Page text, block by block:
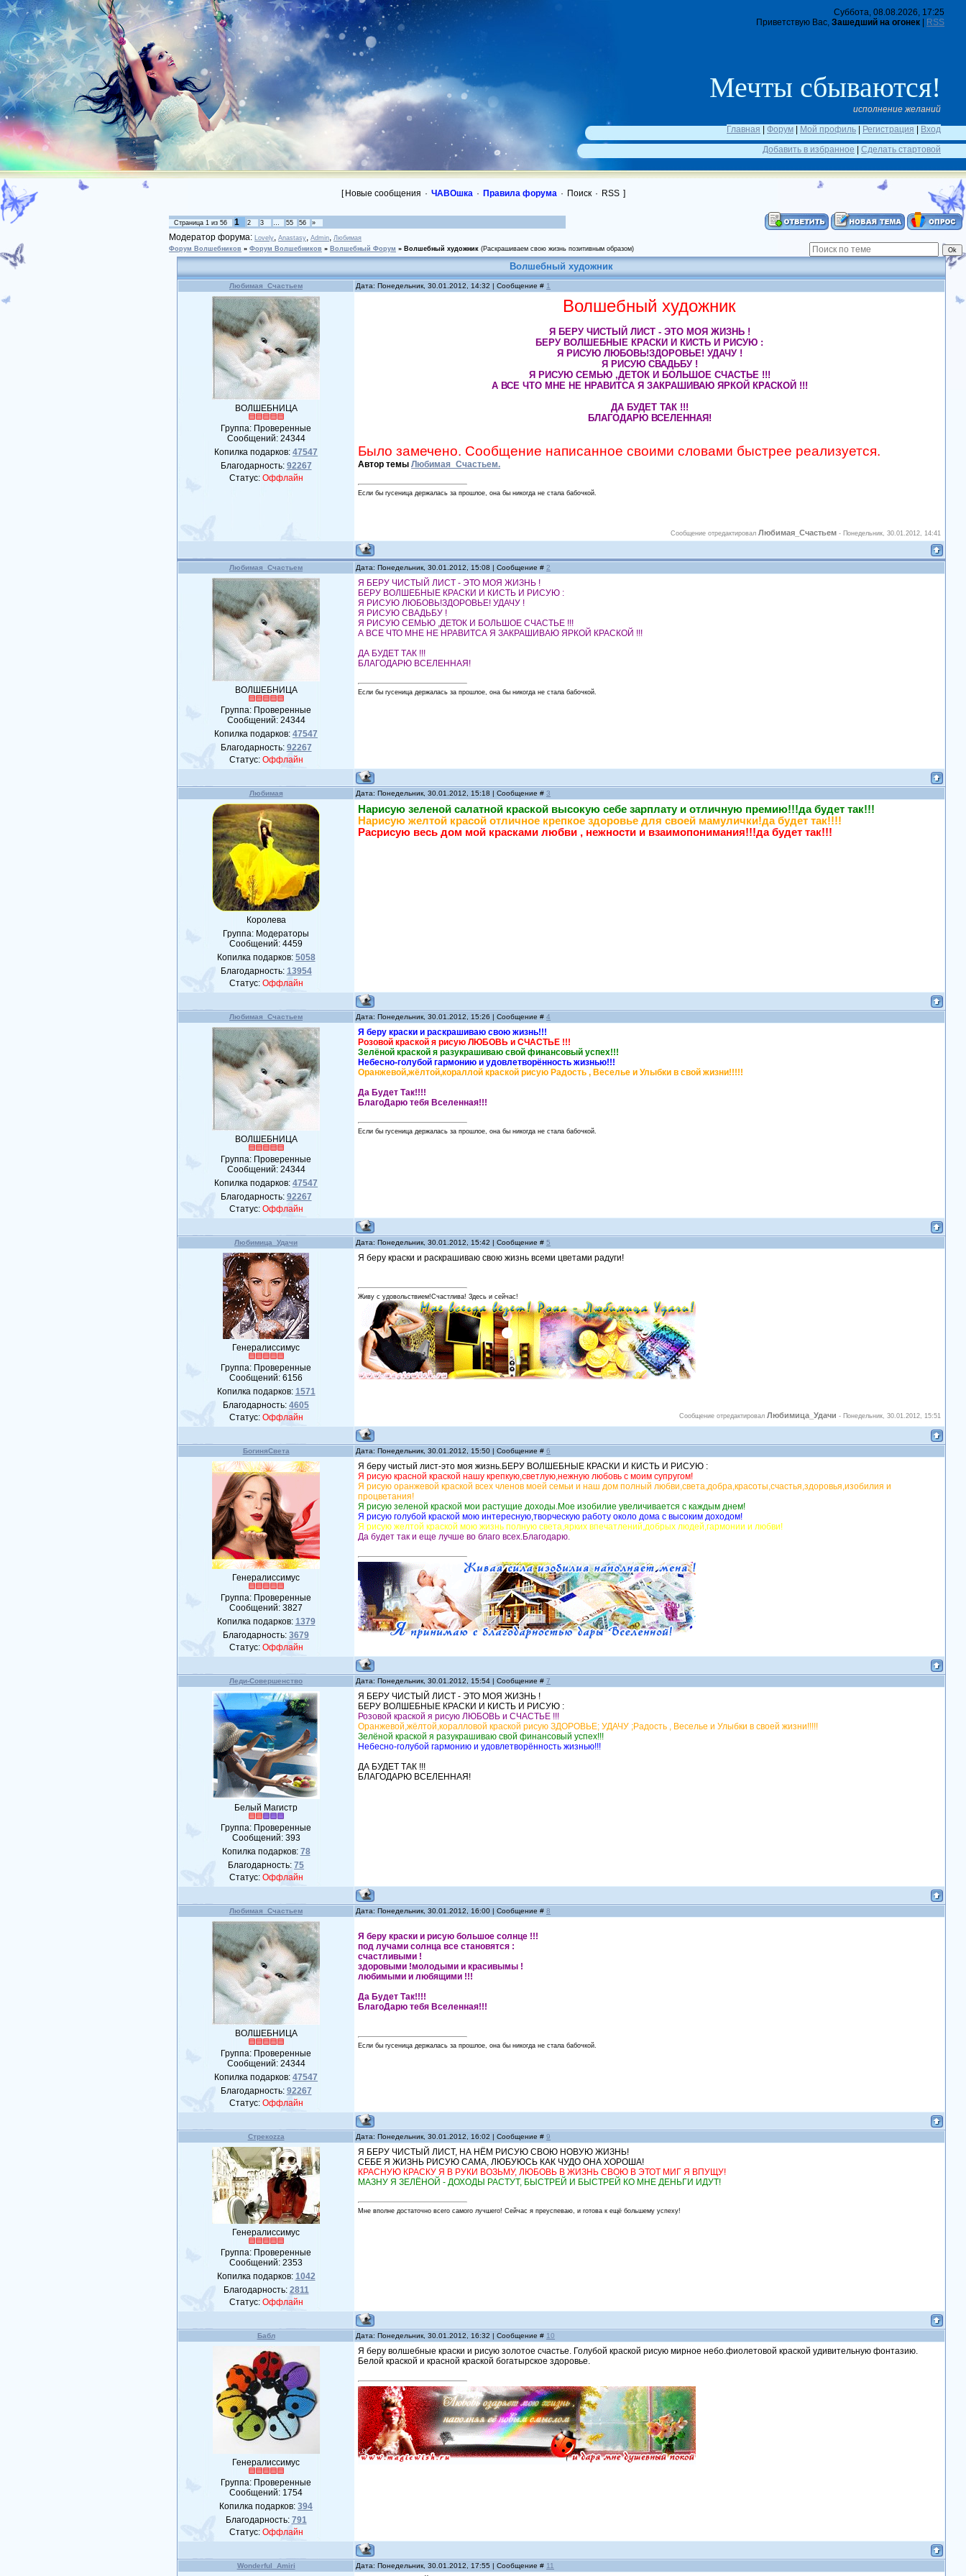
Суббота, 08.08.2026, 17:25
Приветствую Вас, Зашедший на огонек RSS
Мечты сбываются!
исполнение желаний
Главная
Форум Мой профиль Регистрация
Вход
Добавить в избранное
Сделать стартовой
[ Новые сообщения · ЧАВОшка · Правила форума · Поиск · RSS ]
Страница 1 из 56 1 2 3 … 55 56 »
Модератор форума: Lovely, Anastasy, Admin, Любимая
Форум Волшебников » Форум Волшебников » Волшебный Форум » Волшебный художник (Раскрашиваем свою жизнь позитивным образом)
Волшебный художник
Любимая_Счастьем Дата: Понедельник, 30.01.2012, 14:32 | Сообщение # 1
ВОЛШЕБНИЦА
Группа: Проверенные
Сообщений: 24344
Копилка подарков:47547
Благодарность: 92267
Статус: Оффлайн
Волшебный художник
Я БЕРУ ЧИСТЫЙ ЛИСТ - ЭТО МОЯ ЖИЗНЬ !
БЕРУ ВОЛШЕБНЫЕ КРАСКИ И КИСТЬ И РИСУЮ :
Я РИСУЮ ЛЮБОВЬ!ЗДОРОВЬЕ! УДАЧУ !
Я РИСУЮ СВАДЬБУ !
Я РИСУЮ СЕМЬЮ ,ДЕТОК И БОЛЬШОЕ СЧАСТЬЕ !!!
А ВСЕ ЧТО МНЕ НЕ НРАВИТСА Я ЗАКРАШИВАЮ ЯРКОЙ КРАСКОЙ !!!
ДА БУДЕТ ТАК !!!
БЛАГОДАРЮ ВСЕЛЕННАЯ!
Было замечено. Сообщение написанное своими словами быстрее реализуется.
Автор темыЛюбимая_Счастьем.
Если бы гусеница держалась за прошлое, она бы никогда не стала бабочкой.
Сообщение отредактировалЛюбимая_Счастьем - Понедельник, 30.01.2012, 14:41
Любимая_Счастьем Дата: Понедельник, 30.01.2012, 15:08 | Сообщение # 2
ВОЛШЕБНИЦА
Группа: Проверенные
Сообщений: 24344
Копилка подарков:47547
Благодарность: 92267
Статус: Оффлайн
Я БЕРУ ЧИСТЫЙ ЛИСТ - ЭТО МОЯ ЖИЗНЬ !
БЕРУ ВОЛШЕБНЫЕ КРАСКИ И КИСТЬ И РИСУЮ :
Я РИСУЮ ЛЮБОВЬ!ЗДОРОВЬЕ! УДАЧУ !
Я РИСУЮ СВАДЬБУ !
Я РИСУЮ СЕМЬЮ ,ДЕТОК И БОЛЬШОЕ СЧАСТЬЕ !!!
А ВСЕ ЧТО МНЕ НЕ НРАВИТСА Я ЗАКРАШИВАЮ ЯРКОЙ КРАСКОЙ !!!
ДА БУДЕТ ТАК !!!
БЛАГОДАРЮ ВСЕЛЕННАЯ!
Если бы гусеница держалась за прошлое, она бы никогда не стала бабочкой.
Любимая Дата: Понедельник, 30.01.2012, 15:18 | Сообщение #3
Королева
Группа: Модераторы
Сообщений:4459
Копилка подарков: 5058
Благодарность: 13954
Статус: Оффлайн
Нарисую зеленой салатной краской высокую себе зарплату и отличную премию!!!да будет так!!!
Нарисую желтой красой отличное крепкое здоровье для своей мамулички!да будет так!!!!
Расрисую весь дом мой красками любви , нежности и взаимопонимания!!!да будет так!!!
Любимая_Счастьем Дата: Понедельник, 30.01.2012, 15:26 | Сообщение #4
ВОЛШЕБНИЦА
Группа: Проверенные
Сообщений: 24344
Копилка подарков:47547
Благодарность: 92267
Статус: Оффлайн
Я беру краски и раскрашиваю свою жизнь!!!
Розовой краской я рисую ЛЮБОВЬ и СЧАСТЬЕ !!!
Зелёной краской я разукрашиваю свой финансовый успех!!!
Небесно-голубой гармонию и удовлетворённость жизнью!!!
Оранжевой,жёлтой,кораллой краской рисую Радость , Веселье и Улыбки в свой жизни!!!!!
Да Будет Так!!!!
БлагоДарю тебя Вселенная!!!
Если бы гусеница держалась за прошлое, она бы никогда не стала бабочкой.
Любимица_Удачи Дата: Понедельник, 30.01.2012, 15:42 | Сообщение #5
Генералиссимус
Группа: Проверенные
Сообщений:6156
Копилка подарков: 1571
Благодарность:4605
Статус: Оффлайн
Я беру краски и раскрашиваю свою жизнь всеми цветами радуги!
Живу с удовольствием!Счастлива! Здесь и сейчас!
Сообщение отредактировалЛюбимица_Удачи - Понедельник, 30.01.2012, 15:51
БогиняСвета Дата: Понедельник, 30.01.2012, 15:50 | Сообщение #6
Генералиссимус
Группа: Проверенные
Сообщений:3827
Копилка подарков: 1379
Благодарность:3679
Статус: Оффлайн
Я беру чистый лист-это моя жизнь.БЕРУ ВОЛШЕБНЫЕ КРАСКИ И КИСТЬ И РИСУЮ :
Я рисую красной краской нашу крепкую,светлую,нежную любовь с моим супругом!
Я рисую оранжевой краской всех членов моей семьи и наш дом полный любви,света,добра,красоты,счастья,здоровья,изобилия и
процветания!
Я рисую зеленой краской мои растущие доходы.Мое изобилие увеличивается с каждым днем!
Я рисую голубой краской мою интересную,творческую работу около дома с высоким доходом!
Я рисую желтой краской мою жизнь полную света,ярких впечатлений,добрых людей,гармонии и любви!
Да будет так и еще лучше во благо всех.Благодарю.
Леди-Совершенство Дата: Понедельник, 30.01.2012, 15:54 | Сообщение #7
Белый Магистр
Группа: Проверенные
Сообщений: 393
Копилка подарков: 78
Благодарность:75
Статус: Оффлайн
Я БЕРУ ЧИСТЫЙ ЛИСТ - ЭТО МОЯ ЖИЗНЬ !
БЕРУ ВОЛШЕБНЫЕ КРАСКИ И КИСТЬ И РИСУЮ :
Розовой краской я рисую ЛЮБОВЬ и СЧАСТЬЕ !!!
Оранжевой,жёлтой,коралловой краской рисую ЗДОРОВЬЕ; УДАЧУ ;Радость , Веселье и Улыбки в своей жизни!!!!!
Зелёной краской я разукрашиваю свой финансовый успех!!!
Небесно-голубой гармонию и удовлетворённость жизнью!!!
ДА БУДЕТ ТАК !!!
БЛАГОДАРЮ ВСЕЛЕННАЯ!
Любимая_Счастьем Дата: Понедельник, 30.01.2012, 16:00 | Сообщение #8
ВОЛШЕБНИЦА
Группа: Проверенные
Сообщений: 24344
Копилка подарков:47547
Благодарность: 92267
Статус: Оффлайн
Я беру краски и рисую большое солнце !!!
под лучами солнца все становятся :
счастливыми !
здоровыми !молодыми и красивымы !
любимыми и любящими !!!
Да Будет Так!!!!
БлагоДарю тебя Вселенная!!!
Если бы гусеница держалась за прошлое, она бы никогда не стала бабочкой.
Стрекоzzа Дата: Понедельник, 30.01.2012, 16:02 | Сообщение #9
Генералиссимус
Группа: Проверенные
Сообщений:2353
Копилка подарков: 1042
Благодарность: 2811
Статус: Оффлайн
Я БЕРУ ЧИСТЫЙ ЛИСТ, НА НЁМ РИСУЮ СВОЮ НОВУЮ ЖИЗНЬ!
СЕБЕ Я ЖИЗНЬ РИСУЮ САМА, ЛЮБУЮСЬ КАК ЧУДО ОНА ХОРОША!
КРАСНУЮ КРАСКУ Я В РУКИ ВОЗЬМУ, ЛЮБОВЬ В ЖИЗНЬ СВОЮ В ЭТОТ МИГ Я ВПУЩУ!
МАЗНУ Я ЗЕЛЁНОЙ - ДОХОДЫ РАСТУТ, БЫСТРЕЙ И БЫСТРЕЙ КО МНЕ ДЕНЬГИ ИДУТ!
Мне вполне достаточно всего самого лучшего! Сейчас я преуспеваю, и готова к ещё большему успеху!
Бабл Дата: Понедельник, 30.01.2012, 16:32 | Сообщение # 10
Генералиссимус
Группа: Проверенные
Сообщений: 1754
Копилка подарков:394
Благодарность: 791
Статус: Оффлайн
Я беру волшебные краски и рисую золотое счастье. Голубой краской рисую мирное небо.фиолетовой краской удивительную фонтазию.
Белой краской и красной краской богатырское здоровье.
Wonderful_Amiri Дата: Понедельник, 30.01.2012, 17:55 | Сообщение # 11